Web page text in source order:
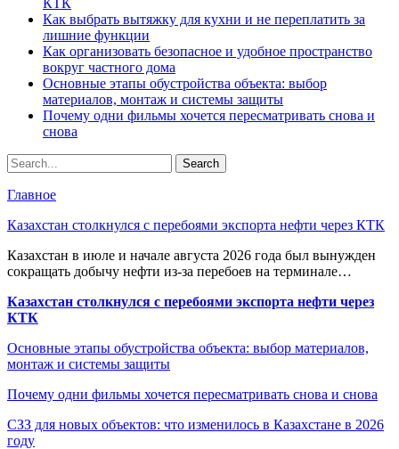
Как выбрать вытяжку для кухни и не переплатить за
лишние функции
Как организовать безопасное и удобное пространство
вокруг частного дома
Основные этапы обустройства объекта: выбор
материалов, монтаж и системы защиты
Почему одни фильмы хочется пересматривать снова и
снова
Главное
Казахстан столкнулся с перебоями экспорта нефти через КТК
Казахстан в июле и начале августа 2026 года был вынужден
сокращать добычу нефти из-за перебоев на терминале…
Казахстан столкнулся с перебоями экспорта нефти через
КТК
Основные этапы обустройства объекта: выбор материалов,
монтаж и системы защиты
Почему одни фильмы хочется пересматривать снова и снова
СЗЗ для новых объектов: что изменилось в Казахстане в 2026
году